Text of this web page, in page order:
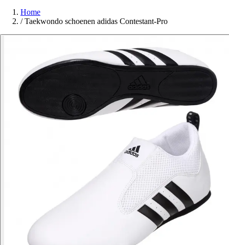
Home
/ Taekwondo schoenen adidas Contestant-Pro